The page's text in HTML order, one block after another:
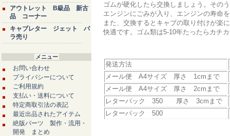
アウトレット B級品 新古
品 コーナー
キャブレター ジェット バ
ラ売り
メニュー
お問い合わせ
プライバシーについて
ご利用規約
支払い・送料について
特定商取引法の表記
最近出品されたアイテム
絶版パーツ 製作・流用・
開発 まとめ
ゴムが硬化したら交換しましょう。その
エンジンにごみが入り、エンジンの寿命
また、交換するとキャブの取り付けが楽
快適です。ゴム類は5-10年たったらカチ
発送方法
メール便 A4サイズ 厚さ 1cmまで
メール便 A4サイズ 厚さ 2cmまで
レターパック 350 厚さ 3cmまで
レターパック 500